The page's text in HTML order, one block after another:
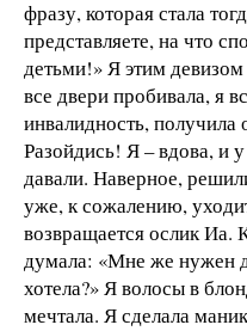
фразу, которая стала
представляете, на что
детьми!» Я этим
все двери пробивала, я
инвалидность,
Разойдись! Я – вдова, и
давали. Наверное,
уже, к сожалению,
возвращается ослик
думала: «Мне же нужен
хотела?» Я волосы в
мечтала. Я сделала